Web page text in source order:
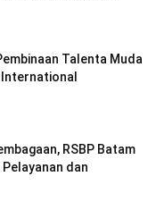
Talenta Muda
RSBP Batam
dan